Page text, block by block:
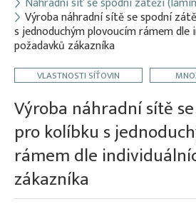
Registrace
E-shop
O firmě
Kontakt
Výroba náhradní sítě se spodní
s jednoduchým plovoucím rámem dle
požadavků zákazníka
VLASTNOSTI SÍŤOVIN
Výroba náhradní sítě
pro kolíbku s
rámem dle
zákazníka